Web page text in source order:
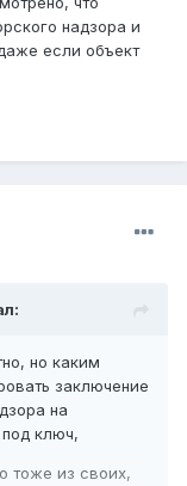
надзора и
если объект
но каким
заключение
на
под ключ,
тоже из своих,